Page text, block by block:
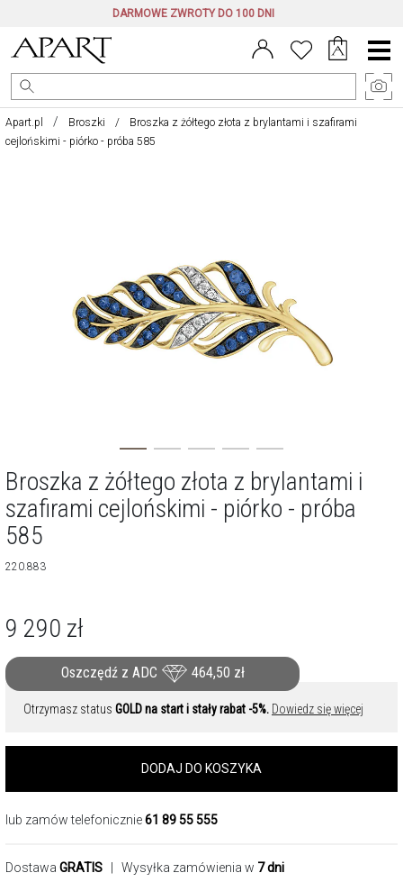
DARMOWE ZWROTY DO 100 DNI
Menu
główne
Apart.pl Broszki
Broszka z żółtego złota z brylantami i szafirami
cejlońskimi - piórko - próba 585
Broszka z żółtego złota z brylantami i
szafirami cejlońskimi - piórko - próba
585
220.883
9 290 zł
Oszczędź z ADC 464,50 zł
Otrzymasz status GOLD na start i stały rabat -5%. Dowiedz się więcej
DODAJ DO KOSZYKA
lub zamów telefonicznie61 89 55 555
Dostawa GRATIS | Wysyłka zamówienia w 7 dni